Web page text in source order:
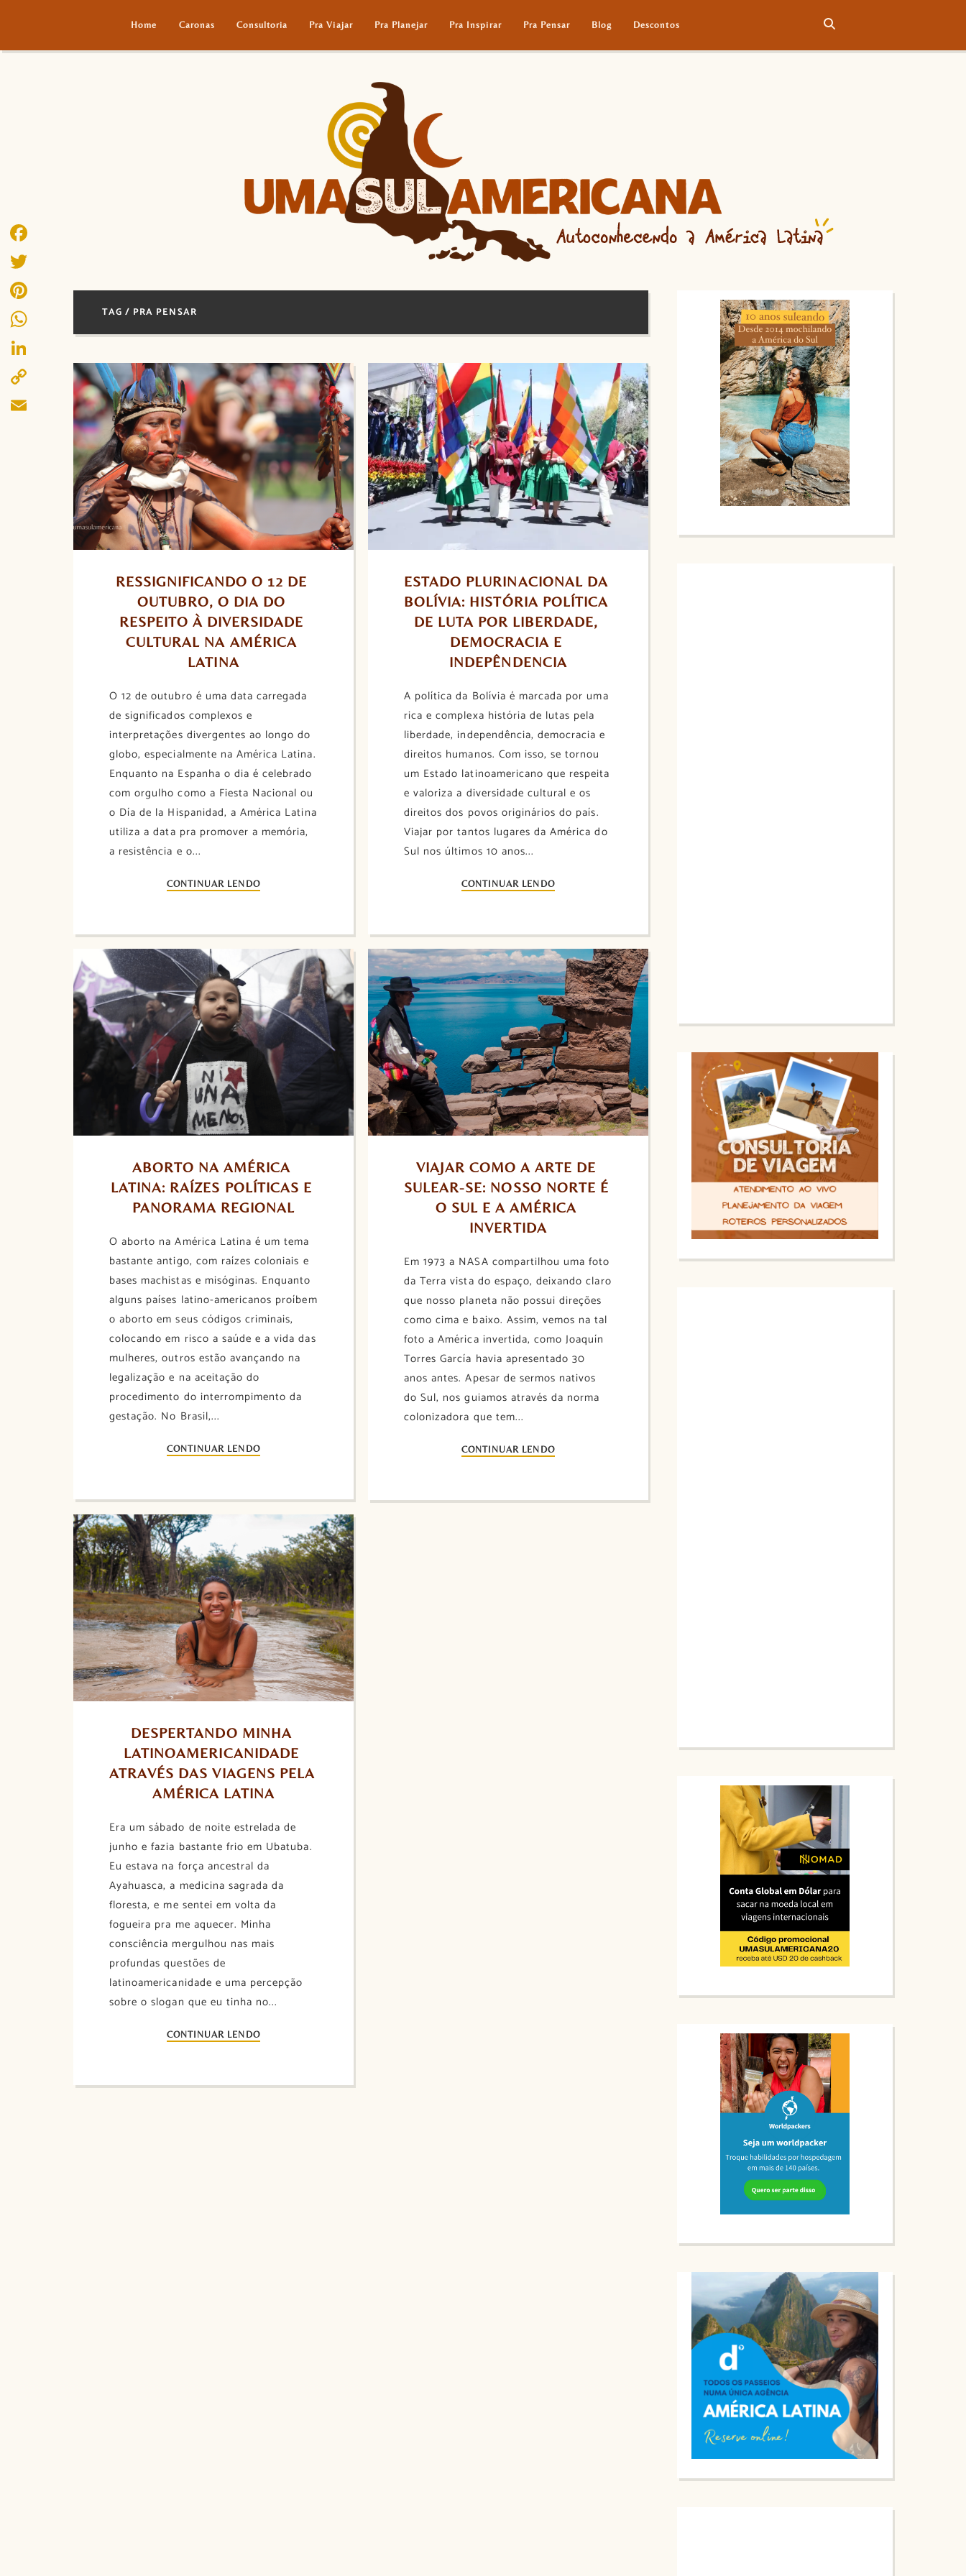
Home Caronas Consultoria Pra Viajar Pra Planejar Pra Inspirar Pra Pensar Blog Descontos
TAG / PRA PENSAR
RESSIGNIFICANDO O 12 DE
OUTUBRO, O DIA DO
RESPEITO À DIVERSIDADE
CULTURAL NA AMÉRICA
LATINA
O 12 de outubro é uma data carregada
de significados complexos e
interpretações divergentes ao longo do
globo, especialmente na América Latina.
Enquanto na Espanha o dia é celebrado
com orgulho como a Fiesta Nacional ou
o Día de la Hispanidad, a América Latina
utiliza a data pra promover a memória,
a resistência e o...
CONTINUAR LENDO
ESTADO PLURINACIONAL DA
BOLÍVIA: HISTÓRIA POLÍTICA
DE LUTA POR LIBERDADE,
DEMOCRACIA E
INDEPÊNDENCIA
A política da Bolívia é marcada por uma
rica e complexa história de lutas pela
liberdade, independência, democracia e
direitos humanos. Com isso, se tornou
um Estado latinoamericano que respeita
e valoriza a diversidade cultural e os
direitos dos povos originários do país.
Viajar por tantos lugares da América do
Sul nos últimos 10 anos...
CONTINUAR LENDO
ABORTO NA AMÉRICA
LATINA: RAÍZES POLÍTICAS E
PANORAMA REGIONAL
O aborto na América Latina é um tema
bastante antigo, com raízes coloniais e
bases machistas e misóginas. Enquanto
alguns países latino-americanos proíbem
o aborto em seus códigos criminais,
colocando em risco a saúde e a vida das
mulheres, outros estão avançando na
legalização e na aceitação do
procedimento do interrompimento da
gestação. No Brasil,...
CONTINUAR LENDO
VIAJAR COMO A ARTE DE
SULEAR-SE: NOSSO NORTE É
O SUL E A AMÉRICA
INVERTIDA
Em 1973 a NASA compartilhou uma foto
da Terra vista do espaço, deixando claro
que nosso planeta não possui direções
como cima e baixo. Assim, vemos na tal
foto a América invertida, como Joaquín
Torres García havia apresentado 30
anos antes. Apesar de sermos nativos
do Sul, nos guiamos através da norma
colonizadora que tem...
CONTINUAR LENDO
DESPERTANDO MINHA
LATINOAMERICANIDADE
ATRAVÉS DAS VIAGENS PELA
AMÉRICA LATINA
Era um sábado de noite estrelada de
junho e fazia bastante frio em Ubatuba.
Eu estava na força ancestral da
Ayahuasca, a medicina sagrada da
floresta, e me sentei em volta da
fogueira pra me aquecer. Minha
consciência mergulhou nas mais
profundas questões de
latinoamericanidade e uma percepção
sobre o slogan que eu tinha no...
CONTINUAR LENDO
Facebook
Twitter
Pinterest
WhatsApp
LinkedIn
Copy